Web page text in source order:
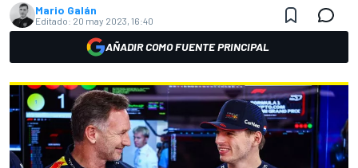
Mario Galán
Editado: 20 may 2023, 16:40
AÑADIR COMO FUENTE PRINCIPAL